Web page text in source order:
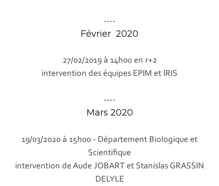
----
Février 2020
27/02/2019 à 14h00 en r+2
intervention des équipes EPIM et IRIS
----
Mars 2020
19/03/2020 à 15h00 - Département Biologique et
Scientifique
intervention de Aude JOBART et Stanislas GRASSIN
DELYLE